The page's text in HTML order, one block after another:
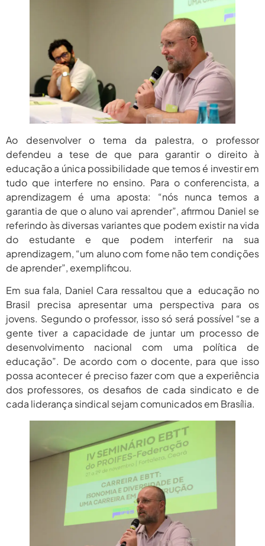
Ao desenvolver o tema da palestra, o professor
defendeu a tese de que para garantir o direito à
educação a única possibilidade que temos é investir em
tudo que interfere no ensino. Para o conferencista, a
aprendizagem é uma aposta: “nós nunca temos a
garantia de que o aluno vai aprender”, afirmou Daniel se
referindo às diversas variantes que podem existir na vida
do estudante e que podem interferir na sua
aprendizagem, “um aluno com fome não tem condições
de aprender”, exemplificou.
Em sua fala, Daniel Cara ressaltou que a educação no
Brasil precisa apresentar uma perspectiva para os
jovens. Segundo o professor, isso só será possível “se a
gente tiver a capacidade de juntar um processo de
desenvolvimento nacional com uma política de
educação”. De acordo com o docente, para que isso
possa acontecer é preciso fazer com que a experiência
dos professores, os desafios de cada sindicato e de
cada liderança sindical sejam comunicados em Brasília.